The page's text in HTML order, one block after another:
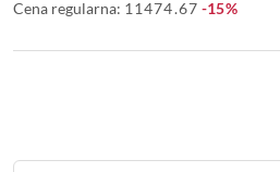
Cena regularna: 11474.67 Rabat:
-15%